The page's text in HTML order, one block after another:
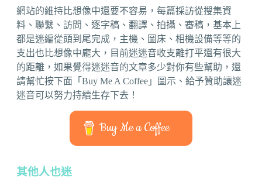
網站的維持比想像中還要不容易，每篇採訪從搜集資
料、聯繫、訪問、逐字稿、翻譯、拍攝、審稿，基本上
都是迷編從頭到尾完成，主機、圖床、相機設備等等的
支出也比想像中龐大，目前迷迷音收支離打平還有很大
的距離，如果覺得迷迷音的文章多少對你有些幫助，還
請幫忙按下面「Buy Me A Coffee」圖示、給予贊助讓迷
迷音可以努力持續生存下去！
Buy Me a Coffee
其他人也迷